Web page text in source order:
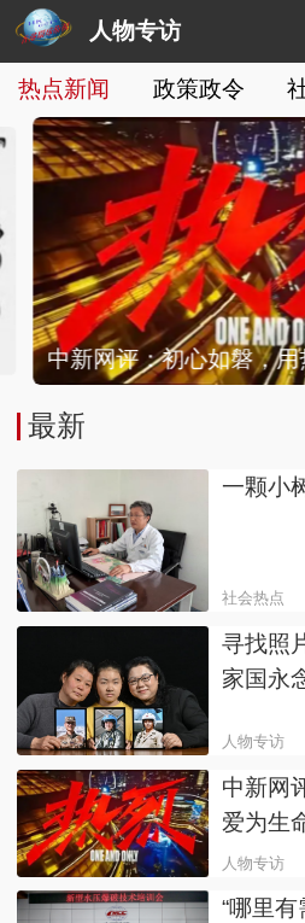
人物专访
热点新闻 政策政令
最新
一颗小
社会热点
寻找照
家国永
人物专访
中新网
爱为生
人物专访
“哪里